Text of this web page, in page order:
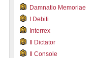
Damnatio Memoriae
I Debiti
Interrex
Il Dictator
Il Console